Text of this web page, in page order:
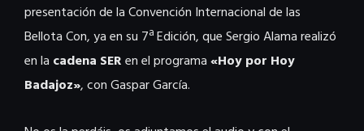
presentación de la Convención Internacional de las
Bellota Con, ya en su 7ª Edición, que Sergio Alama realizó
en la cadena SERen el programa«Hoy por Hoy
Badajoz», con Gaspar García.